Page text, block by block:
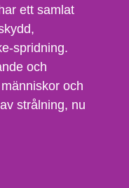
ett samlat
spridning.
och
och
strålning, nu